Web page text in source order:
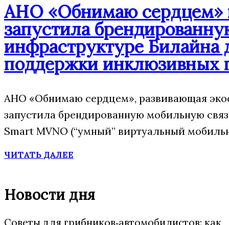
АНО «Обнимаю сердцем»
запустила
инфраструктуре Билайна
поддержки инклюзивных
АНО «Обнимаю сердцем», развивающая
запустила брендированную мобильную
Smart MVNO (“умный” виртуальный
ЧИТАТЬ ДАЛЕЕ
Новости дня
Советы для грибников‑автомобилистов: как